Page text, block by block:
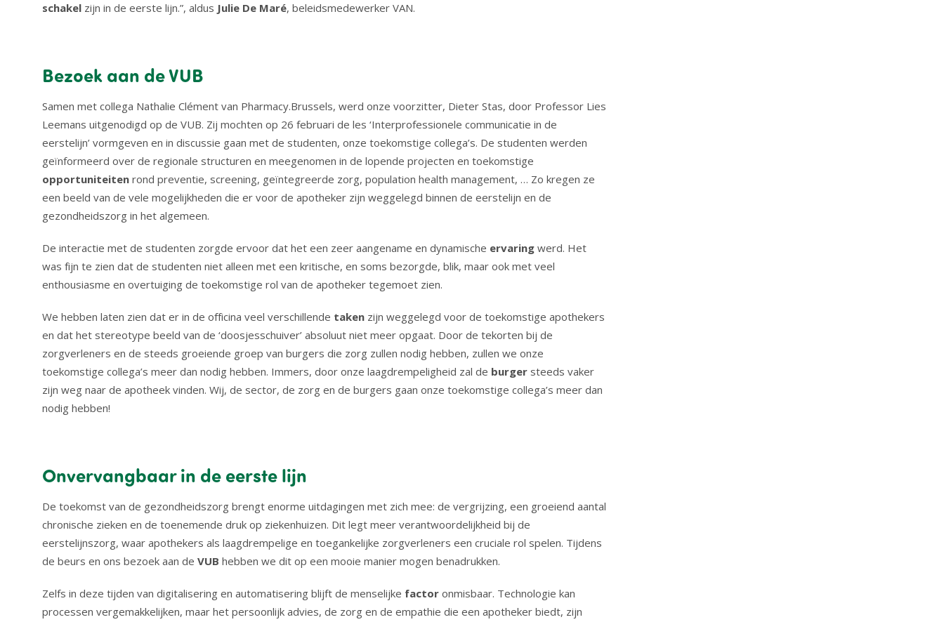
schakel zijn in de eerste lijn.”, aldus Julie De Maré, beleidsmedewerker VAN.
Bezoek aan de VUB
Samen met collega Nathalie Clément van Pharmacy.Brussels, werd onze voorzitter, Dieter Stas, door Professor Lies
Leemans uitgenodigd op de VUB. Zij mochten op 26 februari de les ‘Interprofessionele communicatie in de
eerstelijn’ vormgeven en in discussie gaan met de studenten, onze toekomstige collega’s. De studenten werden
geïnformeerd over de regionale structuren en meegenomen in de lopende projecten en toekomstige
opportuniteiten rond preventie, screening, geïntegreerde zorg, population health management, … Zo kregen ze
een beeld van de vele mogelijkheden die er voor de apotheker zijn weggelegd binnen de eerstelijn en de
gezondheidszorg in het algemeen.
De interactie met de studenten zorgde ervoor dat het een zeer aangename en dynamische ervaring werd. Het
was fijn te zien dat de studenten niet alleen met een kritische, en soms bezorgde, blik, maar ook met veel
enthousiasme en overtuiging de toekomstige rol van de apotheker tegemoet zien.
We hebben laten zien dat er in de officina veel verschillende taken zijn weggelegd voor de toekomstige apothekers
en dat het stereotype beeld van de ‘doosjesschuiver’ absoluut niet meer opgaat. Door de tekorten bij de
zorgverleners en de steeds groeiende groep van burgers die zorg zullen nodig hebben, zullen we onze
toekomstige collega’s meer dan nodig hebben. Immers, door onze laagdrempeligheid zal de burger steeds vaker
zijn weg naar de apotheek vinden. Wij, de sector, de zorg en de burgers gaan onze toekomstige collega’s meer dan
nodig hebben!
Onvervangbaar in de eerste lijn
De toekomst van de gezondheidszorg brengt enorme uitdagingen met zich mee: de vergrijzing, een groeiend aantal
chronische zieken en de toenemende druk op ziekenhuizen. Dit legt meer verantwoordelijkheid bij de
eerstelijnszorg, waar apothekers als laagdrempelige en toegankelijke zorgverleners een cruciale rol spelen. Tijdens
de beurs en ons bezoek aan de VUB hebben we dit op een mooie manier mogen benadrukken.
Zelfs in deze tijden van digitalisering en automatisering blijft de menselijke factor onmisbaar. Technologie kan
processen vergemakkelijken, maar het persoonlijk advies, de zorg en de empathie die een apotheker biedt, zijn